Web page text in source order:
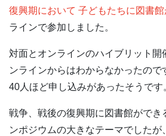
復興期において 子どもたちに図書館
ラインで参加しました。
対面とオンラインのハイブリット開
ンラインからはわからなかったので
40人ほど申し込みがあったそうです
戦争、戦後の復興期に図書館ができ
ンポジウムの大きなテーマでしたが